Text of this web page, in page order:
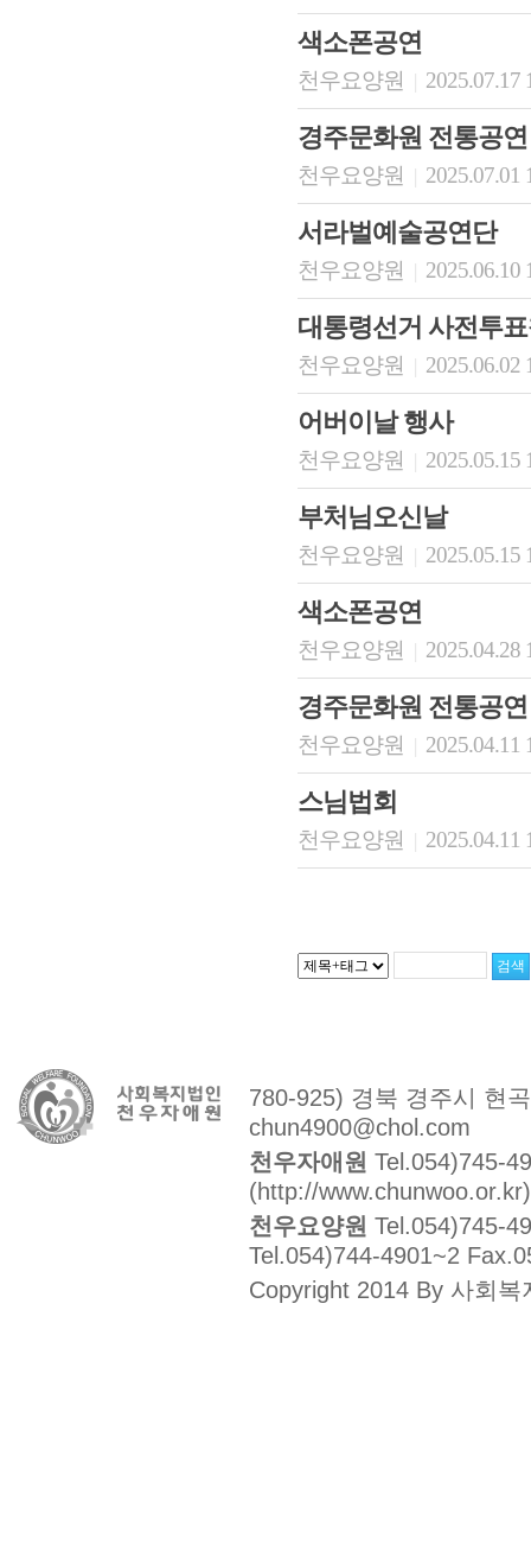
색소폰공연
천우요양원 2025.07.17
경주문화원 전통공연
천우요양원 2025.07.01
서라벌예술공연단
천우요양원 2025.06.10
대통령선거 사전투
천우요양원 2025.06.02
어버이날 행사
천우요양원 2025.05.15
부처님오신날
천우요양원 2025.05.15
색소폰공연
천우요양원 2025.04.28
경주문화원 전통공연
천우요양원 2025.04.11
스님법회
천우요양원 2025.04.11
780-925) 경북 경주시 현
chun4900@chol.com
천우자애원 Tel.054)745-
(http://www.chunwoo.or.kr)
천우요양원 Tel.054)745-
Tel.054)744-4901~2
Copyright 2014 By 사회